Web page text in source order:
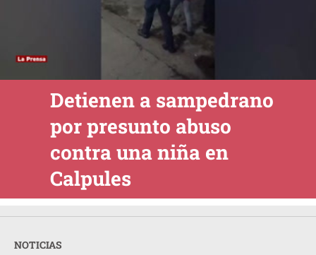
Detienen a sampedrano
por presunto abuso
contra una niña en
Calpules
NOTICIAS